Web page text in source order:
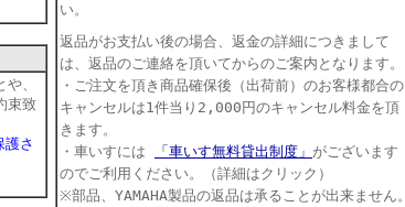
、
束致
護さ
い。
返品がお支払い後の場合、返金の詳細につきまして
は、返品のご連絡を頂いてからのご案内となります。
・ご注文を頂き商品確保後（出荷前）のお客様都合の
キャンセルは1件当り2,000円のキャンセル料金を頂
きます。
・車いすには
「車いす無料貸出制度」 がございます
のでご利用ください。（詳細はクリック）
※部品、YAMAHA製品の返品は承ることが出来ません。